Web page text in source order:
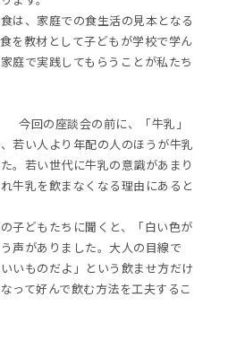
は、家庭での食生活の見本となる
を教材として子どもが学校で学ん
庭で実践してもらうことが私たち
今回の座談会の前に、「牛乳」
若い人より年配の人のほうが牛乳
。若い世代に牛乳の意識があまり
牛乳を飲まなくなる理由にあると
子どもたちに聞くと、「白い色が
声がありました。大人の目線で
いものだよ」という飲ませ方だけ
って好んで飲む方法を工夫するこ